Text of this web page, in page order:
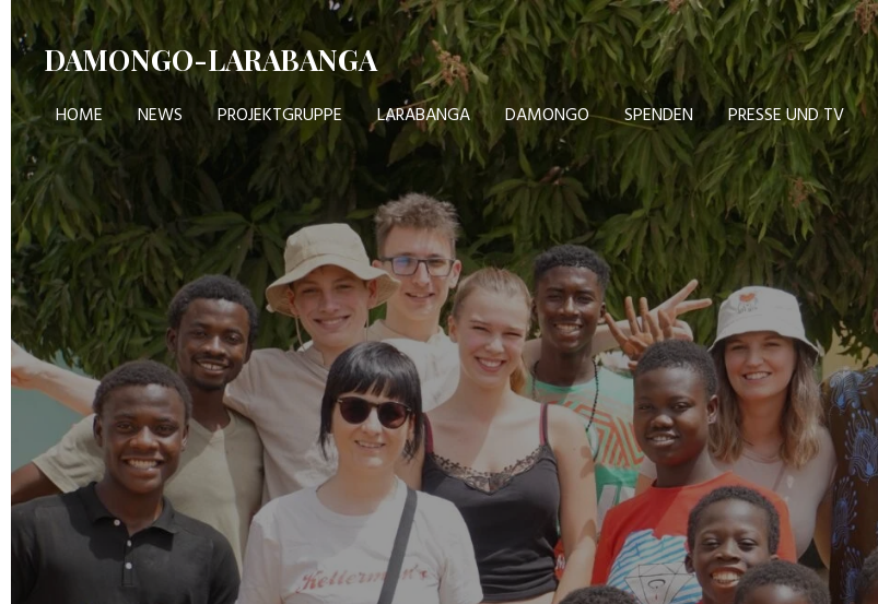
Zum
Hauptinhalt
springen
DAMONGO-LARABANGA
HOME NEWS PROJEKTGRUPPE LARABANGA DAMONGO SPENDEN PRESSE UND TV